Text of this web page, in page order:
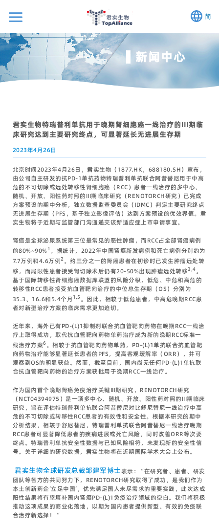
简
新闻中心
君实生物特瑞普利单抗用于晚期肾细胞癌一线治疗的III期临
床研究达到主要研究终点，可显著延长无进展生存期
2023年4月26日
北京时间2023年4月26日，君实生物（1877.HK，688180.SH）宣布，
由公司自主研发的抗PD-1单抗药物特瑞普利单抗联合阿昔替尼用于中高
危的不可切除或远处转移性肾细胞癌（RCC）患者一线治疗的多中心、
随机、开放、阳性药对照的III期临床研究（RENOTORCH研究）已完成
方案预设的期中分析，独立数据监查委员会（IDMC）判定主要研究终点
无进展生存期（PFS，基于独立影像评估）达到方案预设的优效界值。君
实生物将于近期与监管部门沟通递交该新适应症上市申请事宜。
肾癌是全球泌尿系统第三位最常见的恶性肿瘤，而RCC占全部肾癌病例
的80%~90% 1 。据统计，2022年中国肾癌新发病例和死亡病例分别约为
7.7万例和4.6万例2。约三分之一的肾癌患者在初诊时已发生肿瘤远处转
移，而局限性患者接受肾切除术后仍有20-50%出现肿瘤远处转移3,4。
基于国际转移性肾细胞癌数据库联盟的风险分级，低危、中危和高危的
转移性RCC患者接受抗血管靶向治疗的中位总生存期（OS）分别为
35.3、16.6和5.4个月 1,5 。因此，相较于低危患者，中高危晚期RCC患
者对新型治疗方案的临床需求更加迫切。
近年来，海外已有PD-(L)1抑制剂联合抗血管靶向药物在晚期RCC一线治
疗上取得成功，取代抗血管靶向药物单药治疗成为新的晚期RCC标准一
线治疗方案6。相较于抗血管靶向药物单药，PD-(L)1单抗联合抗血管靶
向药物治疗能够显著延长患者的PFS，提高客观缓解率（ORR），并可
观察到OS的明显获益。然而，截至目前，国内尚无任何PD-(L)1单抗联
合抗血管靶向药物的治疗方案获批用于晚期RCC一线治疗。
作为国内首个晚期肾癌免疫治疗关键III期研究，RENOTORCH研究
（NCT04394975）是一项多中心、随机、开放、阳性药对照的III期临床
研究，旨在评估特瑞普利单抗联合阿昔替尼对比舒尼替尼一线治疗中高
危的不可切除或转移性RCC患者的有效性和安全性。根据本研究的期中
分析结果，相较于舒尼替尼，特瑞普利单抗联合阿昔替尼一线治疗晚期
RCC患者可显著降低患者的疾病进展或死亡风险，同时改善ORR等次要
终点。特瑞普利单抗安全性数据与已知风险相符，未发现新的安全性信
号。关于详细的研究数据，君实生物将在近期国际学术大会上公布。
君实生物全球研发总裁邹建军博士表示：“在研究者、患者、研发
团队等各方的共同努力下，RENOTORCH研究取得了成功，是我们作为
本土创新药企‘立足中国’，优先满足国人未尽需求的重要实践，此次达成
阳性结果将有望填补国内肾癌PD-(L)1免疫治疗领域的空白。我们将积极
推动这项成果的商业化落地，以期为国内患者提供新型、有效的免疫联
合治疗新选择！“